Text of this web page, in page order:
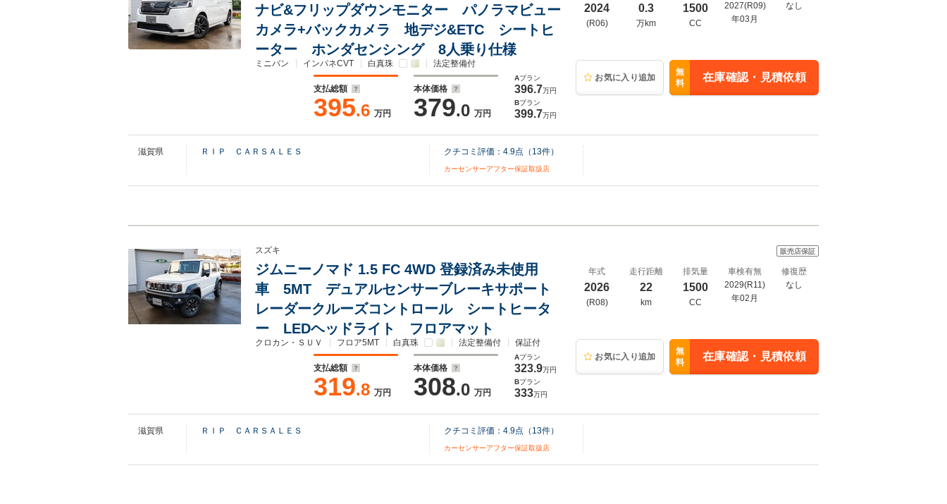
ナビ&フリップダウンモニター パノラマビュー
カメラ+バックカメラ 地デジ&ETC シートヒ
ーター ホンダセンシング 8人乗り仕様
ミニバン インパネCVT 白真珠 法定整備付
支払総額
395.6 万円
本体価格
379.0 万円
Aプラン
396.7万円
Bプラン
399.7万円
2024
(R06)
0.3
万km
1500
CC
2027(R09)
年03月
なし
お気に入り追加
無
料
在庫確認・見積依頼
滋賀県 ＲＩＰ ＣＡＲＳＡＬＥＳ クチコミ評価： 4.9点（ 13件）
カーセンサーアフター保証取扱店
スズキ
ジムニーノマド 1.5 FC 4WD 登録済み未使用
車 5MT デュアルセンサーブレーキサポート
レーダークルーズコントロール シートヒータ
ー LEDヘッドライト フロアマット
クロカン・ＳＵＶ フロア5MT 白真珠 法定整備付 保証付
支払総額
319.8 万円
本体価格
308.0 万円
Aプラン
323.9万円
Bプラン
333万円
販売店保証
年式
2026
(R08)
走行距離
22
km
排気量
1500
CC
車検有無
2029(R11)
年02月
修復歴
なし
お気に入り追加
無
料
在庫確認・見積依頼
滋賀県 ＲＩＰ ＣＡＲＳＡＬＥＳ クチコミ評価： 4.9点（ 13件）
カーセンサーアフター保証取扱店